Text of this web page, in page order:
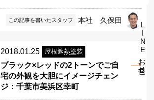
この記事を書いたスタッフ 本社 久保田
2018.01.25 屋根遮熱塗装
ブラック×レッドの2トーンでご自
宅の外観を大胆にイメージチェン
ジ：千葉市美浜区幸町
LINEお問合せ